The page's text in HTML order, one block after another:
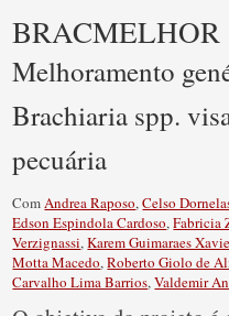
BRACMELHOR
Melhoramento
Brachiaria spp.
pecuária
ComAndrea Raposo,Celso
Edson Espindola Cardoso,Fabricia
Verzignassi,Karem Guimaraes
Motta Macedo,Roberto Giolo de
Carvalho Lima Barrios,Valdemir